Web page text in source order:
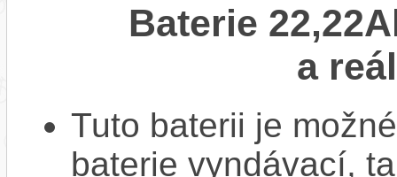
Baterie
a
Tuto baterii je
baterie vyndávací,